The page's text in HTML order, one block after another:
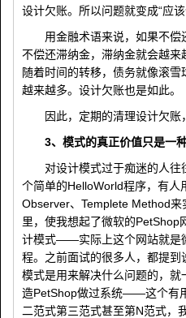
设计欠账。所以问题就变成“应
用金融术语来说，如果不
不偿还滞纳金，滞纳金就会越来
随着时间的转移，债务就像滚雪
越来越多。设计欠账也是如此。
因此，定期的清理设计欠账
3、模式的真正价值只是一
对设计模式过于痴迷的人
个简单的HelloWorld程序，有人
Observer、Templete Method
里，使我想起了微软的PetShop
计模式——实际上这个网站就是
程。之前面试的很多人，都提
模式是用来解决什么问题的，
造PetShop做过系统——这个有
二范式第三范式甚至第N范式，